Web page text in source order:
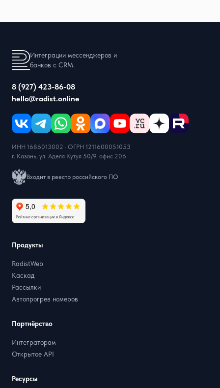
Интеграции мессенджеров и
банков с CRM.
8 (927) 423-86-08
hello@radist.online
ИНН 1686013002 · ОГРН 1211600051053
г. Казань, ул. Аделя Кутуя 50/9, офис 206
Входит в реестр российского ПО
Продукты
RadistWeb
Каскад
Рассылки
Автопрогрев номеров
Партнёрство
Интеграторам
Открытое API
Ресурсы